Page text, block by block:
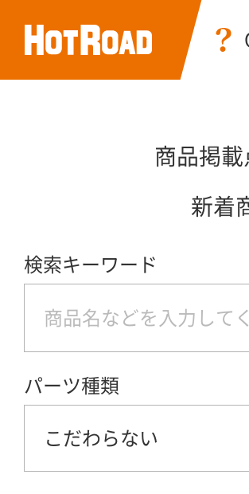
商品掲
新着
検索キーワード
パーツ種類
こだわらない